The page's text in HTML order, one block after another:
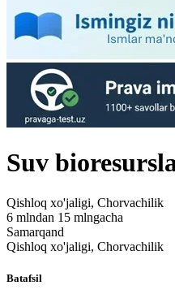
Suv
Qishloq xo'jaligi, Chorvachilik
6 mlndan 15 mlngacha
Samarqand
Qishloq xo'jaligi, Chorvachilik
Batafsil